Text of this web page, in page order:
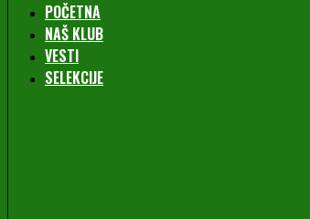
POČETNA
NAŠ KLUB
VESTI
SELEKCIJE